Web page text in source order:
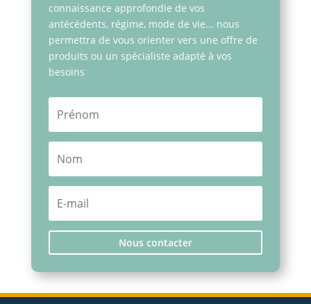
connaissance approfondie de vos
antécédents, régime, mode de vie... nous
permettra de vous orienter vers une offre de
produits ou un spécialiste adapté à vos
besoins
Nous contacter